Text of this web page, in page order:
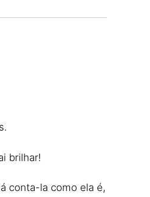
brilhar!
conta-la como ela é,